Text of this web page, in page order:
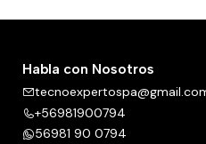
Habla con Nosotros
+56981900794
56981 90 0794